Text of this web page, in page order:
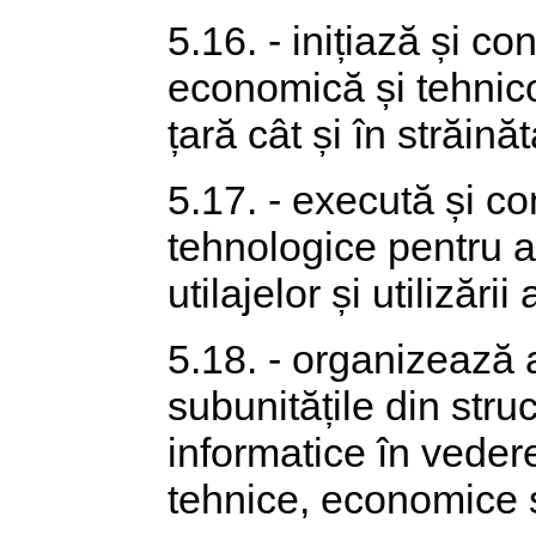
5.16. - inițiază și
economică și
țară cât și în
5.17. - execută și
tehnologice pentru
utilajelor și utilizării
5.18. - organizează
subunitățile din
informatice în
tehnice, economice